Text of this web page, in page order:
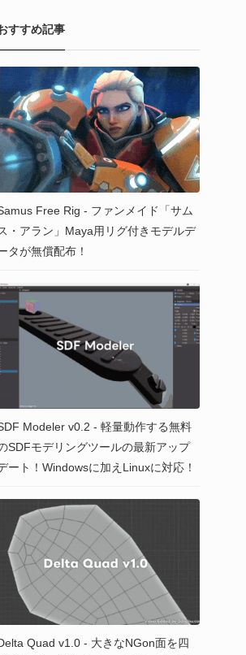
すすめ記事
Free Rig - ファンメイド「サム
・アラン」Maya用リグ付きモデルデ
タが無償配布！
Modeler v0.2 - 軽量動作する無料
SDFモデリングツールの最新アップ
ート！Windowsに加えLinuxに対応！
Quad v1.0 - 大きなNGon面を四